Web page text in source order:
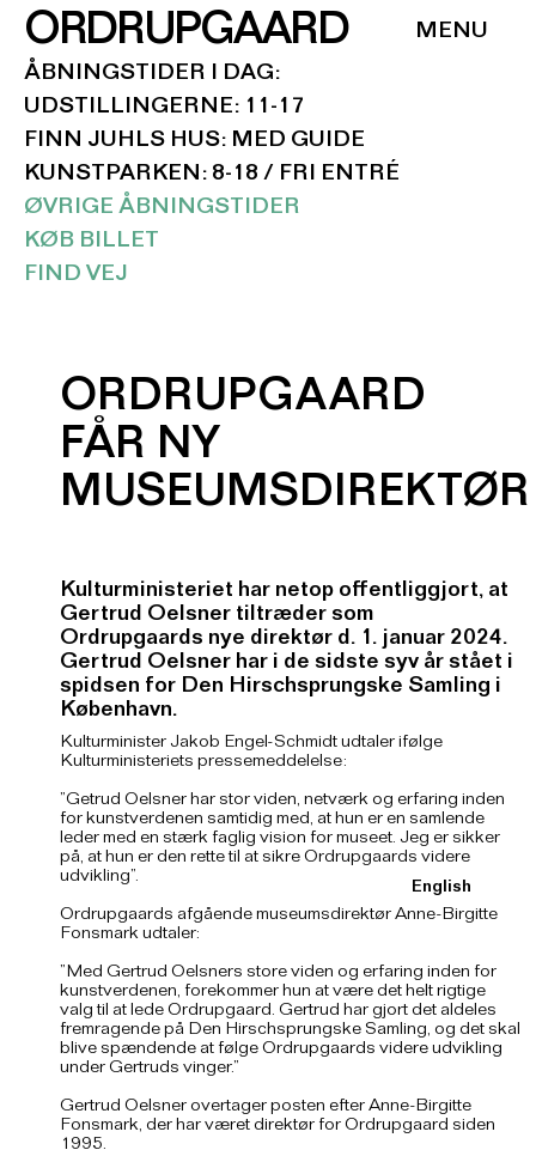
ORDRUPGAARD
ÅBNINGSTIDER I DAG:
UDSTILLINGERNE: 11-17
FINN JUHLS HUS: MED GUIDE
KUNSTPARKEN: 8-18 / FRI ENTRÉ
ØVRIGE ÅBNINGSTIDER
KØB BILLET
FIND VEJ
English
ORDRUPGAARD
FÅR NY
MUSEUMSDIREKTØR
Kulturministeriet har netop offentliggjort, at
Gertrud Oelsner tiltræder som
Ordrupgaards nye direktør d. 1. januar 2024.
Gertrud Oelsner har i de sidste syv år stået i
spidsen for Den Hirschsprungske Samling i
København.
Kulturminister Jakob Engel-Schmidt udtaler ifølge
Kulturministeriets pressemeddelelse:
”Getrud Oelsner har stor viden, netværk og erfaring inden
for kunstverdenen samtidig med, at hun er en samlende
leder med en stærk faglig vision for museet. Jeg er sikker
på, at hun er den rette til at sikre Ordrupgaards videre
udvikling”.
Ordrupgaards afgående museumsdirektør Anne-Birgitte
Fonsmark udtaler:
”Med Gertrud Oelsners store viden og erfaring inden for
kunstverdenen, forekommer hun at være det helt rigtige
valg til at lede Ordrupgaard. Gertrud har gjort det aldeles
fremragende på Den Hirschsprungske Samling, og det skal
blive spændende at følge Ordrupgaards videre udvikling
under Gertruds vinger.”
Gertrud Oelsner overtager posten efter Anne-Birgitte
Fonsmark, der har været direktør for Ordrupgaard siden
1995.